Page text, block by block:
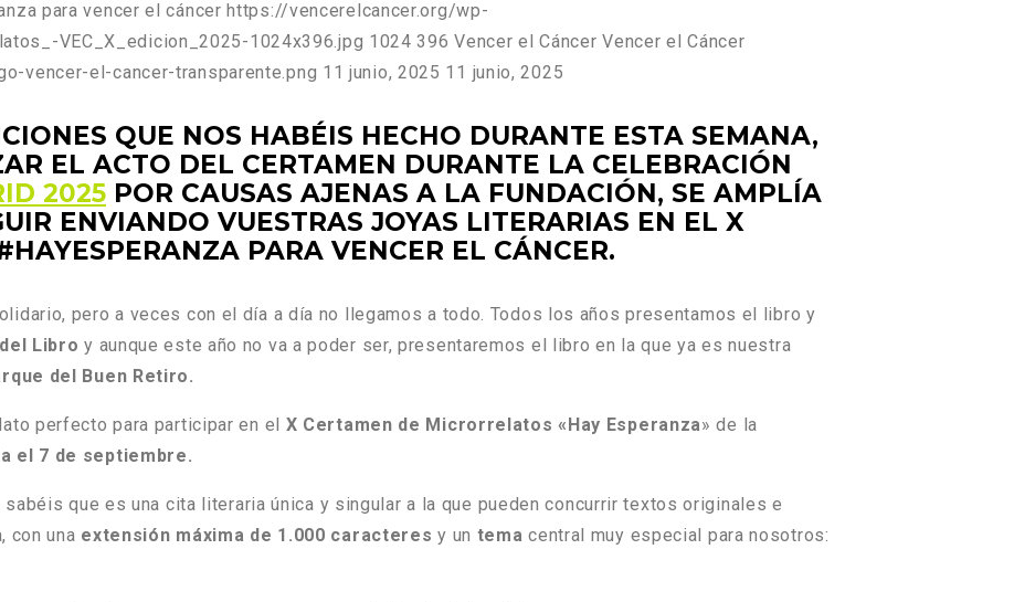
para vencer el cáncer https://vencerelcancer.org/wp-
VEC_X_edicion_2025-1024x396.jpg 1024 396 Vencer el Cáncer Vencer el Cáncer
vencer-el-cancer-transparente.png 11 junio, 2025 11 junio, 2025
QUE NOS HABÉIS HECHO DURANTE ESTA SEMANA,
EL ACTO DEL CERTAMEN DURANTE LA CELEBRACIÓN
2025 POR CAUSAS AJENAS A LA FUNDACIÓN, SE AMPLÍA
ENVIANDO VUESTRAS JOYAS LITERARIAS EN EL X
PARA VENCER EL CÁNCER.
pero a veces con el día a día no llegamos a todo. Todos los años presentamos el libro y
Libro y aunque este año no va a poder ser, presentaremos el libro en la que ya es nuestra
del Buen Retiro.
perfecto para participar en el X Certamen de Microrrelatos «Hay Esperanza» de la
el 7 de septiembre.
que es una cita literaria única y singular a la que pueden concurrir textos originales e
con una extensión máxima de 1.000 caracteres y un tema central muy especial para nosotros: